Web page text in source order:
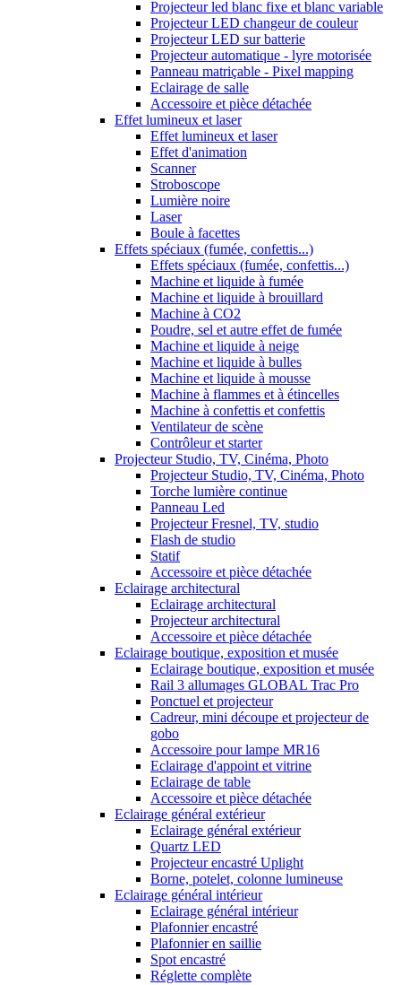
Projecteur led blanc fixe et blanc variable
Projecteur LED changeur de couleur
Projecteur LED sur batterie
Projecteur automatique - lyre motorisée
Panneau matriçable - Pixel mapping
Eclairage de salle
Accessoire et pièce détachée
Effet lumineux et laser
Effet lumineux et laser
Effet d'animation
Scanner
Stroboscope
Lumière noire
Laser
Boule à facettes
Effets spéciaux (fumée, confettis...)
Effets spéciaux (fumée, confettis...)
Machine et liquide à fumée
Machine et liquide à brouillard
Machine à CO2
Poudre, sel et autre effet de fumée
Machine et liquide à neige
Machine et liquide à bulles
Machine et liquide à mousse
Machine à flammes et à étincelles
Machine à confettis et confettis
Ventilateur de scène
Contrôleur et starter
Projecteur Studio, TV, Cinéma, Photo
Projecteur Studio, TV, Cinéma, Photo
Torche lumière continue
Panneau Led
Projecteur Fresnel, TV, studio
Flash de studio
Statif
Accessoire et pièce détachée
Eclairage architectural
Eclairage architectural
Projecteur architectural
Accessoire et pièce détachée
Eclairage boutique, exposition et musée
Eclairage boutique, exposition et musée
Rail 3 allumages GLOBAL Trac Pro
Ponctuel et projecteur
Cadreur, mini découpe et projecteur de
gobo
Accessoire pour lampe MR16
Eclairage d'appoint et vitrine
Eclairage de table
Accessoire et pièce détachée
Eclairage général extérieur
Eclairage général extérieur
Quartz LED
Projecteur encastré Uplight
Borne, potelet, colonne lumineuse
Eclairage général intérieur
Eclairage général intérieur
Plafonnier encastré
Plafonnier en saillie
Spot encastré
Réglette complète